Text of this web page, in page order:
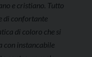
e cristiano. Tutto
di confortante
di coloro che si
con instancabile